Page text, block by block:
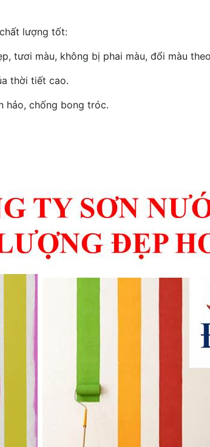
lượng tốt:
tươi màu, không bị phai màu, đổi màu
thời tiết cao.
hảo, chống bong tróc.